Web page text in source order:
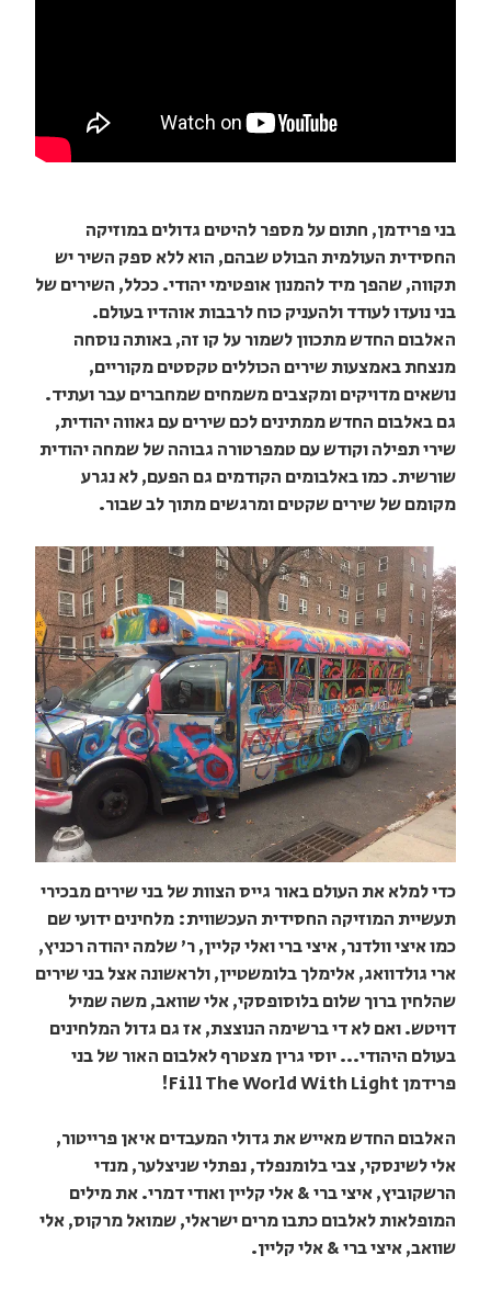
בני פרידמן, חתום על מספר להיטים גדולים במוזיקה
החסידית העולמית הבולט שבהם, הוא ללא ספק השיר יש
תקווה, שהפך מיד להמנון אופטימי יהודי. ככלל, השירים של
בני נועדו לעודד ולהעניק כוח לרבבות אוהדיו בעולם.
האלבום החדש מתכוון לשמור על קו זה, באותה נוסחה
מנצחת באמצעות שירים הכוללים טקסטים מקוריים,
נושאים מדויקים ומקצבים משמחים שמחברים עבר ועתיד.
גם באלבום החדש ממתינים לכם שירים עם גאווה יהודית,
שירי תפילה וקודש עם טמפרטורה גבוהה של שמחה יהודית
שורשית. כמו באלבומים הקודמים גם הפעם, לא נגרע
מקומם של שירים שקטים ומרגשים מתוך לב שבור.
כדי למלא את העולם באור גייס הצוות של בני שירים מבכירי
תעשיית המוזיקה החסידית העכשווית: מלחינים ידועי שם
כמו איצי וולדנר, איצי ברי ואלי קליין, ר' שלמה יהודה רכניץ,
ארי גולדוואג, אלימלך בלומשטיין, ולראשונה אצל בני שירים
שהלחין ברוך שלום בלוסופסקי, אלי שוואב, משה שמיל
דויטש. ואם לא די ברשימה הנוצצת, אז גם גדול המלחינים
בעולם היהודי... יוסי גרין מצטרף לאלבום האור של בני
פרידמן Fill The World With Light!
האלבום החדש מאייש את גדולי המעבדים איאן פרייטור,
אלי לשינסקי, צבי בלומנפלד, נפתלי שניצלער, מנדי
הרשקוביץ, איצי ברי & אלי קליין ואודי דמרי. את מילים
המופלאות לאלבום כתבו מרים ישראלי, שמואל מרקוס, אלי
שוואב, איצי ברי & אלי קליין.